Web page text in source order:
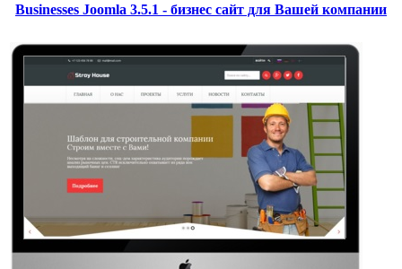
Businesses Joomla 3.5.1 - бизнес сайт для Вашей компании